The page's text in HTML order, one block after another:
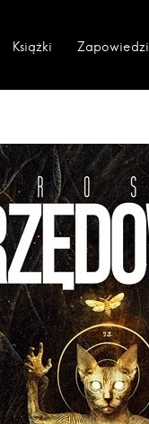
Książki Zapowiedzi